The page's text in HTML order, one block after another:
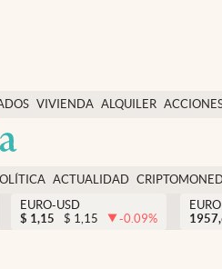
VIVIENDA ALQUILER
ACTUALIDAD
EURO-USD
$ 1,15 $ 1,15 -0.09%